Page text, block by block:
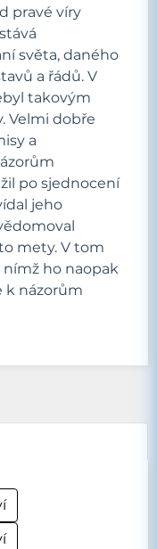
pravé víry
světa, daného
a řádů. V
takovým
Velmi dobře
a
po sjednocení
jeho
mety. V tom
nímž ho naopak
k názorům